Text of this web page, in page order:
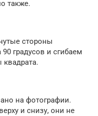
также.
стороны
градусов и сгибаем
квадрата.
на фотографии.
и снизу, они не